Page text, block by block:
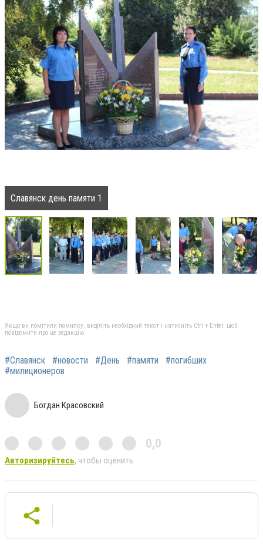
Славянск день памяти 1
Якщо ви помітили помилку, виділіть необхідний текст і натисніть Ctrl + Enter, щоб
повідомити про це редакцію
#Славянск #новости #День #памяти
#погибших
#милиционеров
Богдан Красовский
0,0
Авторизируйтесь, чтобы оценить